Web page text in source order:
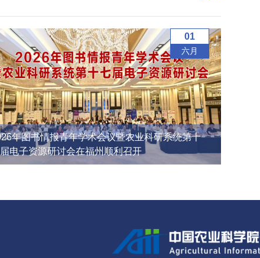
年图书情报青年学术会议暨农业科研系统第十
电子资源研讨会在福州顺利召开
01
六月